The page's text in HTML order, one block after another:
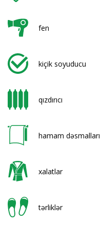
fen
kiçik soyuducu
qızdırıcı
hamam dəsmalları
xalatlar
tərliklər